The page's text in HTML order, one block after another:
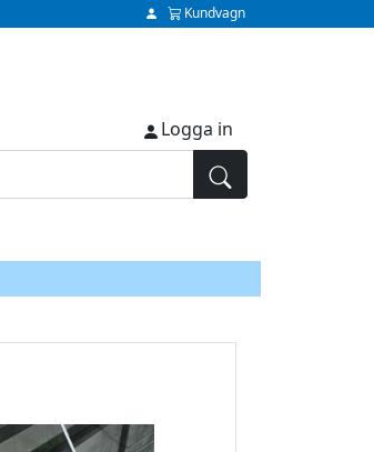
Kundvagn
Logga in